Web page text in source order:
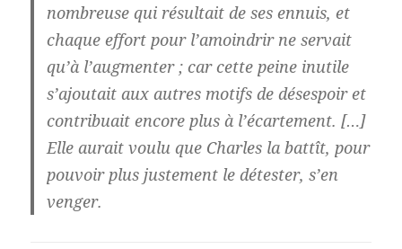
nombreuse qui résultait de ses ennuis, et
chaque effort pour l’amoindrir ne servait
qu’à l’augmenter ; car cette peine inutile
s’ajoutait aux autres motifs de désespoir et
contribuait encore plus à l’écartement. […]
Elle aurait voulu que Charles la battît, pour
pouvoir plus justement le détester, s’en
venger.